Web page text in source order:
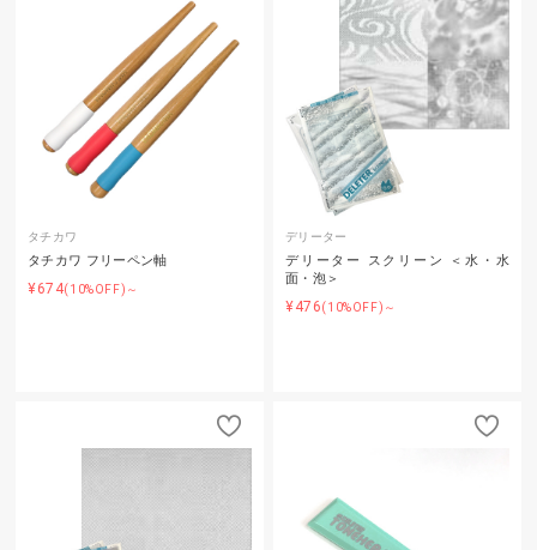
タチカワ
タチカワ フリーペン軸
¥674(10%OFF)～
デリーター
デリーター スクリーン ＜水・水
面・泡＞
¥476(10%OFF)～